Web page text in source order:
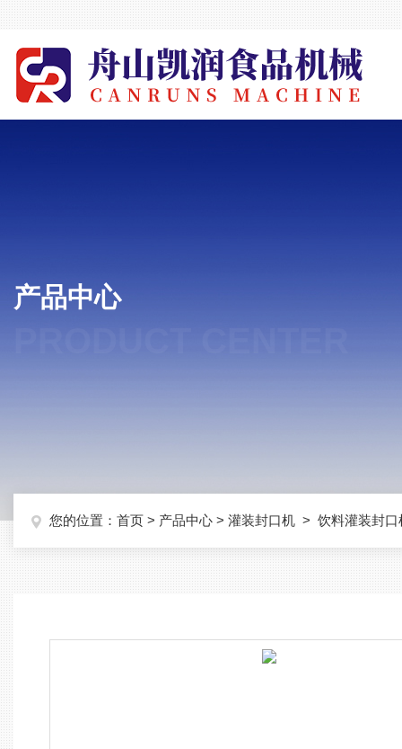
产品中心
您的位置： 首页 > 产品中心 > 灌装封口机 > 饮料灌装封口